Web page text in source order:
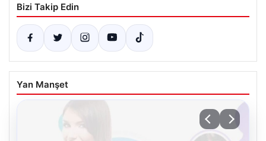
Bizi Takip Edin
Yan Manşet